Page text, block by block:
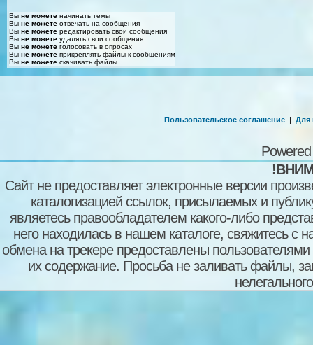
Вы не можете начинать темы
Вы не можете отвечать на сообщения
Вы не можете редактировать свои сообщения
Вы не можете удалять свои сообщения
Вы не можете голосовать в опросах
Вы не можете прикреплять файлы к сообщениям
Вы не можете скачивать файлы
Пользовательское соглашение | Для
Сайт не предоставляет электронные версии
каталогизацией ссылок, присылаемых и
являетесь правообладателем какого-либо
него находилась в нашем каталоге, свяжитесь
обмена на трекере предоставлены пользователями
их содержание. Просьба не заливать файлы,